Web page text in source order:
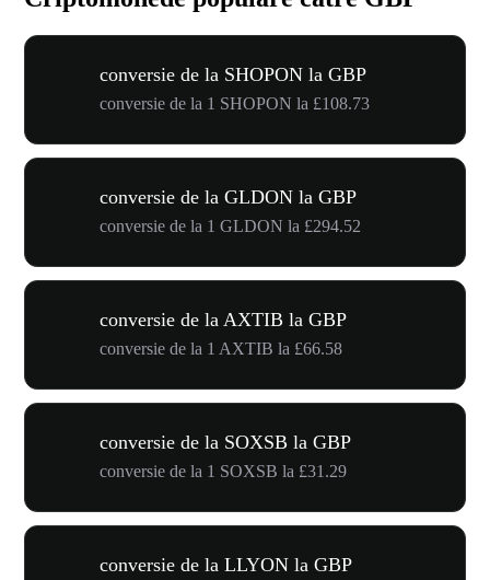
conversie de la SHOPON la GBP
conversie de la 1 SHOPON la £108.73
conversie de la GLDON la GBP
conversie de la 1 GLDON la £294.52
conversie de la AXTIB la GBP
conversie de la 1 AXTIB la £66.58
conversie de la SOXSB la GBP
conversie de la 1 SOXSB la £31.29
conversie de la LLYON la GBP